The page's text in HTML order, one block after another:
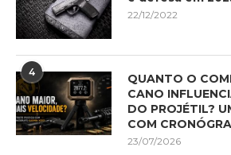
22/12/2022
4
QUANTO O
CANO
DO PROJÉTIL?
COM
23/07/2026